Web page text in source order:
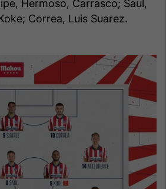
Hermoso, Carrasco; Saul,
Correa, Luis Suarez.